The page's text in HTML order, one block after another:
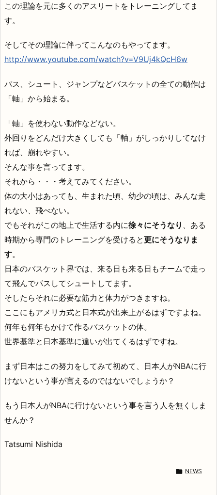
この理論を元に多くのアスリートをトレーニングしてま
す。
そしてその理論に伴ってこんなのもやってます。
http://www.youtube.com/watch?v=V9Uj4kQcH6w
パス、シュート、ジャンプなどバスケットの全ての動作は
「軸」から始まる。
「軸」を使わない動作などない。
外回りをどんだけ大きくしても「軸」がしっかりしてなけ
れば、崩れやすい。
そんな事を言ってます。
それから・・・考えてみてください。
体の大小はあっても、生まれた頃、幼少の頃は、みんな走
れない、飛べない。
でもそれがこの地上で生活する内に徐々にそうなり
、ある
時期から専門のトレーニングを受けると更にそうなりま
す。
日本のバスケット界では、来る日も来る日もチームで走っ
て飛んでパスしてシュートしてます。
そしたらそれに必要な筋力と体力がつきますね。
ここにもアメリカ式と日本式が出来上がるはずですよね。
何年も何年もかけて作るバスケットの体。
世界基準と日本基準に違いが出てくるはずですね。
まず日本はこの努力をしてみて初めて、日本人がNBAに行
けないという事が言えるのではないでしょうか？
もう日本人がNBAに行けないという事を言う人を無くしま
せんか？
Tatsumi Nishida
 NEWS